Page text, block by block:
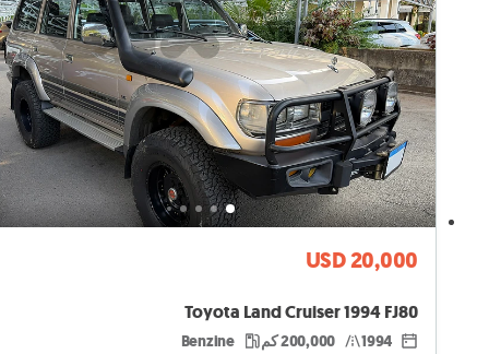
USD 20,000
Toyota Land Cruiser 1994 FJ80
1994 200,000 كم Benzine